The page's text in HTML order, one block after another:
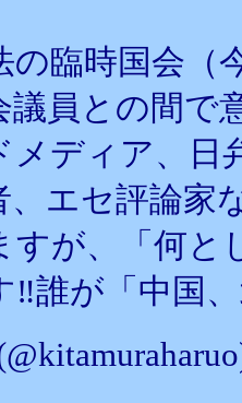
の臨時国会（
議員との間で
メディア、日
、エセ評論家
すが、「何と
‼️誰が「中国